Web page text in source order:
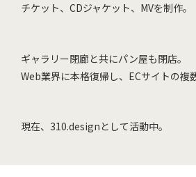
チケット、CDジャケット、MVを制作。
ギャラリー閉廊と共にパン屋も閉店。
Web業界に本格復帰し、ECサイトの複
現在、310.designとして活動中。